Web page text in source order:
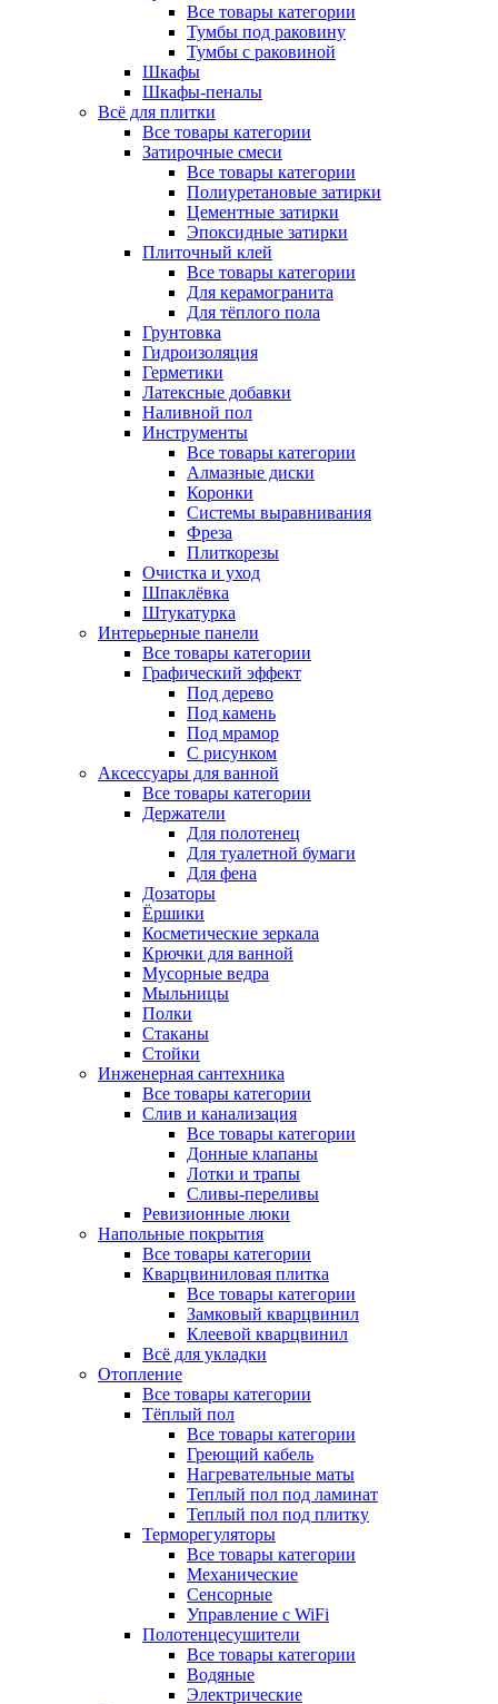
Все товары категории
Тумбы под раковину
Тумбы с раковиной
Шкафы
Шкафы-пеналы
Всё для плитки
Все товары категории
Затирочные смеси
Все товары категории
Полиуретановые затирки
Цементные затирки
Эпоксидные затирки
Плиточный клей
Все товары категории
Для керамогранита
Для тёплого пола
Грунтовка
Гидроизоляция
Герметики
Латексные добавки
Наливной пол
Инструменты
Все товары категории
Алмазные диски
Коронки
Системы выравнивания
Фреза
Плиткорезы
Очистка и уход
Шпаклёвка
Штукатурка
Интерьерные панели
Все товары категории
Графический эффект
Под дерево
Под камень
Под мрамор
С рисунком
Аксессуары для ванной
Все товары категории
Держатели
Для полотенец
Для туалетной бумаги
Для фена
Дозаторы
Ёршики
Косметические зеркала
Крючки для ванной
Мусорные ведра
Мыльницы
Полки
Стаканы
Стойки
Инженерная сантехника
Все товары категории
Слив и канализация
Все товары категории
Донные клапаны
Лотки и трапы
Сливы-переливы
Ревизионные люки
Напольные покрытия
Все товары категории
Кварцвиниловая плитка
Все товары категории
Замковый кварцвинил
Клеевой кварцвинил
Всё для укладки
Отопление
Все товары категории
Тёплый пол
Все товары категории
Греющий кабель
Нагревательные маты
Теплый пол под ламинат
Теплый пол под плитку
Терморегуляторы
Все товары категории
Механические
Сенсорные
Управление с WiFi
Полотенцесушители
Все товары категории
Водяные
Электрические